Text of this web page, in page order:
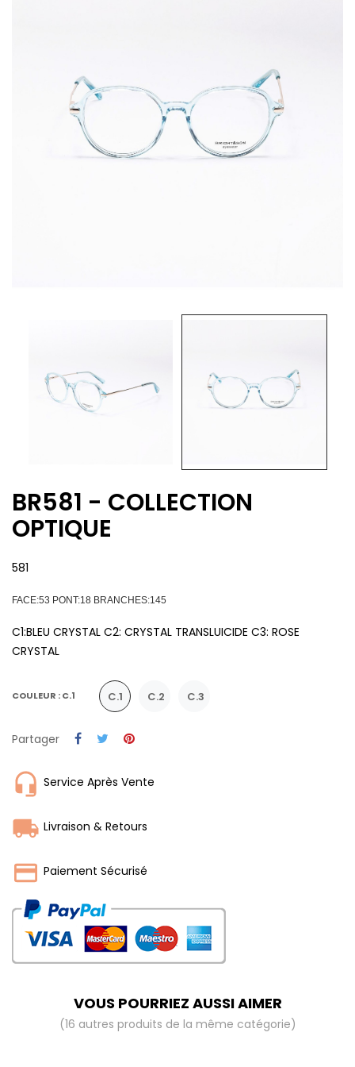
BR581 - COLLECTION
OPTIQUE
581
FACE:53 PONT:18 BRANCHES:145
C1:BLEU CRYSTAL C2: CRYSTAL TRANSLUICIDE C3: ROSE
CRYSTAL
COULEUR : C.1 C.1 C.2 C.3
Partager
Service Après Vente
Livraison & Retours
Paiement Sécurisé
VOUS POURRIEZ AUSSI AIMER
(16 autres produits de la même catégorie)